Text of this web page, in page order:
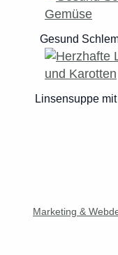
Gesund
Linsensuppe
Marketing &